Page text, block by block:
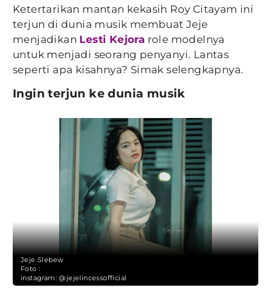
Ketertarikan mantan kekasih Roy Citayam ini
terjun di dunia musik membuat Jeje
menjadikan Lesti Kejora role modelnya
untuk menjadi seorang penyanyi. Lantas
seperti apa kisahnya? Simak selengkapnya.
Ingin terjun ke dunia musik
Jeje Slebew
Foto :
instagram: @jejelincessofficial